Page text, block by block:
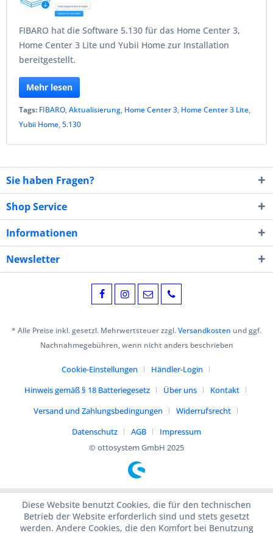
FIBARO hat die Software 5.130 für das Home Center 3,
Home Center 3 Lite und Yubii Home zur Installation
bereitgestellt.
Mehr lesen
Tags: FIBARO,Aktualisierung, Home Center 3, Home Center 3 Lite,
Yubii Home,5.130
Sie haben Fragen?
Shop Service
Informationen
Newsletter
* Alle Preise inkl. gesetzl. Mehrwertsteuer zzgl.Versandkosten und ggf.
Nachnahmegebühren, wenn nicht anders beschrieben
Cookie-Einstellungen
Händler-Login
Hinweis gemäß § 18 Batteriegesetz
Über uns
Kontakt
Versand und Zahlungsbedingungen
Widerrufsrecht
Datenschutz
AGB
Impressum
© ottosystem GmbH 2025
Diese Website benutzt Cookies, die für den technischen
Betrieb der Website erforderlich sind und stets gesetzt
werden. Andere Cookies, die den Komfort bei Benutzung